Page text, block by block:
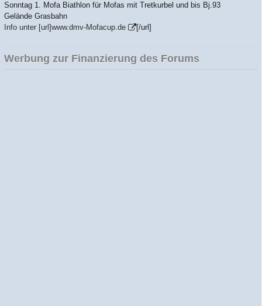
Sonntag 1. Mofa Biathlon für Mofas mit Tretkurbel und bis Bj.93
Gelände Grasbahn
Info unter [url]www.dmv-Mofacup.de
[/url]
Werbung zur Finanzierung des Forums